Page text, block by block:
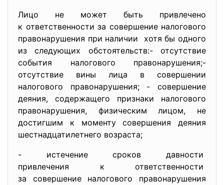
Лицо не может быть привлечено
к ответственности за совершение налогового
правонарушения при наличии хотя бы одного
из следующих обстоятельств:- отсутствие
события налогового правонарушения;-
отсутствие вины лица в совершении
налогового правонарушения; - совершение
деяния, содержащего признаки налогового
правонарушения, физическим лицом, не
достигшим к моменту совершения деяния
шестнадцатилетнего возраста;
- истечение сроков давности
привлечения к ответственности
за совершение налогового правонарушения